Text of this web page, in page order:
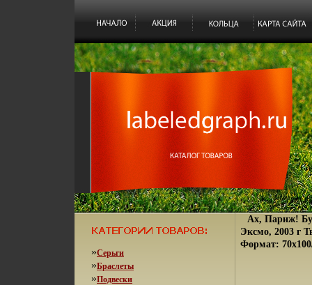
»Серьги
»Браслеты
»Подвески
Ах, Париж!
Эксмо, 2003 г
Формат: